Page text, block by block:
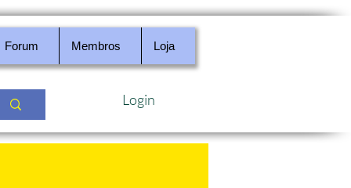
Forum Membros Loja
Login